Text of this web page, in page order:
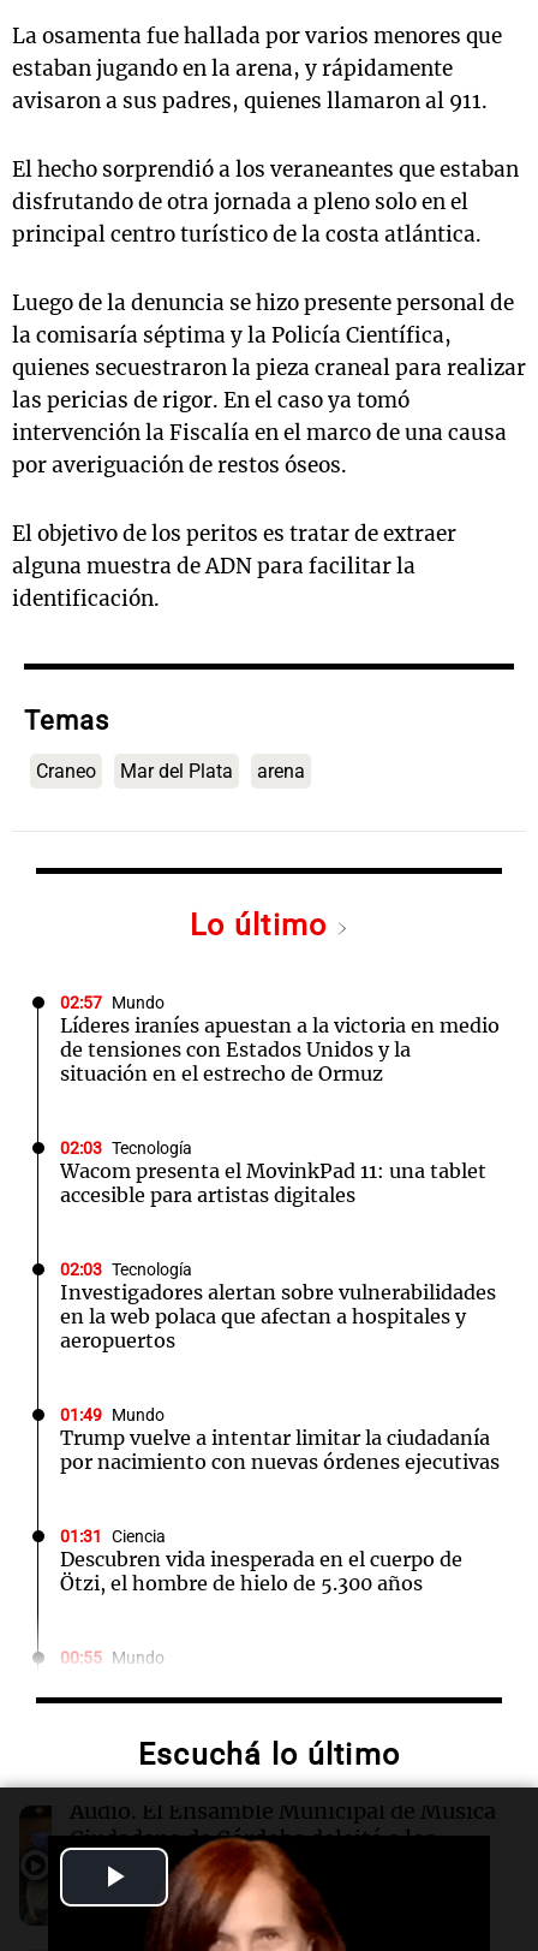
Play
Video
La osamenta fue hallada por varios menores que
estaban jugando en la arena, y rápidamente
avisaron a sus padres, quienes llamaron al 911.
El hecho sorprendió a los veraneantes que estaban
disfrutando de otra jornada a pleno solo en el
principal centro turístico de la costa atlántica.
Luego de la denuncia se hizo presente personal de
la comisaría séptima y la Policía Científica,
quienes secuestraron la pieza craneal para realizar
las pericias de rigor. En el caso ya tomó
intervención la Fiscalía en el marco de una causa
por averiguación de restos óseos.
El objetivo de los peritos es tratar de extraer
alguna muestra de ADN para facilitar la
identificación.
Temas
Craneo Mar del Plata arena
Lo último
02:57 Mundo
Líderes iraníes apuestan a la victoria en medio
de tensiones con Estados Unidos y la
situación en el estrecho de Ormuz
02:03 Tecnología
Wacom presenta el MovinkPad 11: una tablet
accesible para artistas digitales
02:03 Tecnología
Investigadores alertan sobre vulnerabilidades
en la web polaca que afectan a hospitales y
aeropuertos
01:49 Mundo
Trump vuelve a intentar limitar la ciudadanía
por nacimiento con nuevas órdenes ejecutivas
01:31 Ciencia
Descubren vida inesperada en el cuerpo de
Ötzi, el hombre de hielo de 5.300 años
00:55 Mundo
escuelas y actividades turísticas en varias
00:32 Clima
Clima en Salta: cómo estará el tiempo este
sábado 8 de agosto
Escuchá lo último
Audio. El Ensamble Municipal de Música
Ciudadana de Córdoba deleitó a los
oyentes de la radio a puro tango
Amamos Argentina